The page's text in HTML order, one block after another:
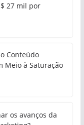
27 mil por
Conteúdo
Meio à Saturação
os avanços da